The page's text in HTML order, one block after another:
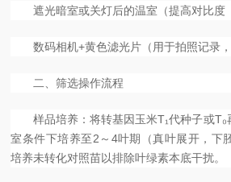
遮光暗室或关灯后的温室（提高对比度
数码相机+黄色滤光片（用于拍照记录
二、筛选操作流程
样品培养：将转基因玉米T₁代种子或
室条件下培养至2～4叶期（真叶展开，下
培养未转化对照苗以排除叶绿素本底干扰。